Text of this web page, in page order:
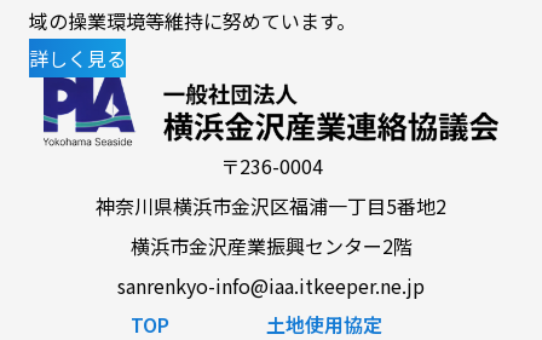
域の操業環境等維持に努めています。
詳しく見る
〒236-0004
神奈川県横浜市金沢区福浦一丁目5番地2
横浜市金沢産業振興センター2階
sanrenkyo-info@iaa.itkeeper.ne.jp
TOP
土地使用協定